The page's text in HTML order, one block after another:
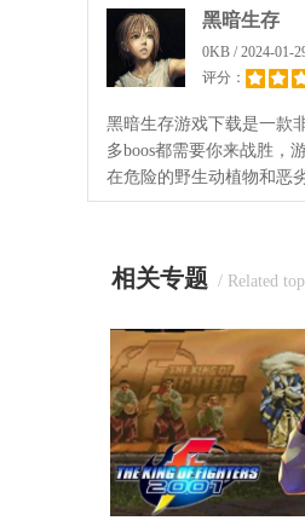
黑暗生存
0KB / 2024-01-
评分：
黑暗生存游戏下载是一款
多boos都需要你来战胜，
在危险的野生动植物和恶
里，增加了游戏的挑战性
相关专题 / Related